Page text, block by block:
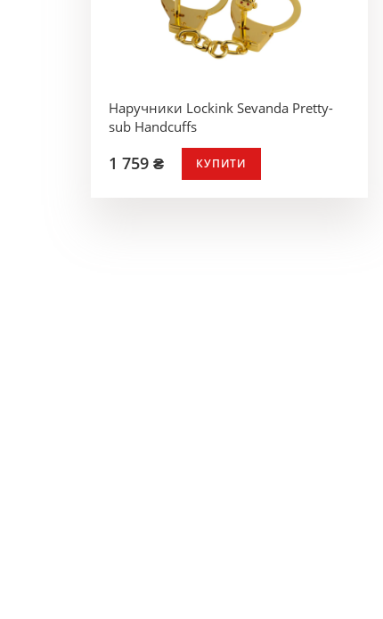
Наручники Lockink Sevanda Pretty-
sub Handcuffs
1 759 ₴ КУПИТИ